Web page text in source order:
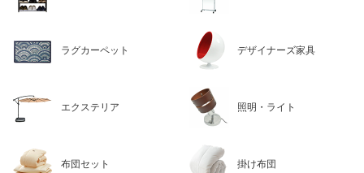
ラグカーペット デザイナーズ家具
エクステリア 照明・ライト
布団セット 掛け布団